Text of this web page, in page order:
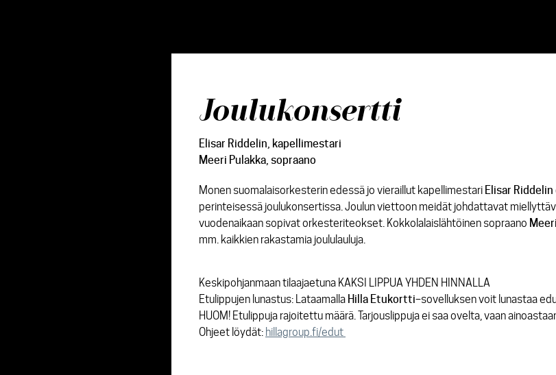
Joulukonsertti
Elisar Riddelin , kapellimestari
Meeri Pulakka , sopraano
Monen suomalaisorkesterin edessä jo vieraillut kapellimestari Elisar Riddelin
perinteisessä joulukonsertissa. Joulun viettoon meidät johdattavat
vuodenaikaan sopivat orkesteriteokset. Kokkolalaislähtöinen sopraano
mm. kaikkien rakastamia joululauluja.
Keskipohjanmaan tilaajaetuna KAKSI LIPPUA YHDEN HINNALLA
Etulippujen lunastus: Lataamalla Hilla Etukortti–sovelluksen voit lunastaa
HUOM! Etulippuja rajoitettu määrä. Tarjouslippuja ei saa ovelta, vaan
Ohjeet löydät: hillagroup.fi/edut